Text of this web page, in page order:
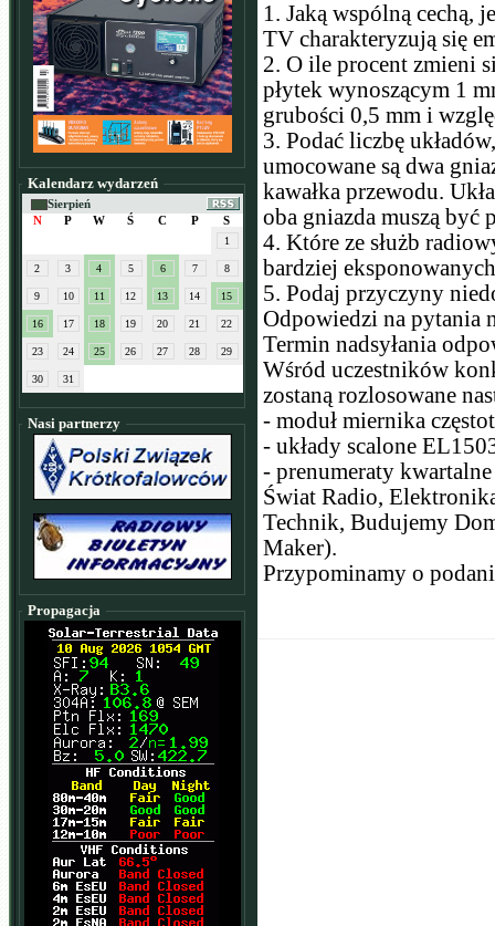
Kalendarz wydarzeń
Sierpień
N
P W Ś C P S
1
2 3 4 5 6 7 8
9 10 11 12 13 14 15
16 17 18 19 20 21 22
23 24 25 26 27 28 29
30 31
Nasi partnerzy
Propagacja
1. Jaką wspólną cechą,
TV charakteryzują się
2. O ile procent zmieni
płytek wynoszącym 1
grubości 0,5 mm i
3. Podać liczbę
umocowane są dwa
kawałka przewodu.
oba gniazda muszą być
4. Które ze służb
bardziej
5. Podaj przyczyny
Odpowiedzi na pytania
Termin nadsyłania
Wśród uczestników
zostaną rozlosowane
- moduł miernika
- układy scalone
- prenumeraty
Świat Radio,
Technik, Budujemy
Maker).
Przypominamy o